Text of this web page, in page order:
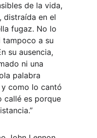
de la vida,
distraída en el
fugaz. No lo
tampoco a su
su ausencia,
ni una
palabra
como lo cantó
callé es porque